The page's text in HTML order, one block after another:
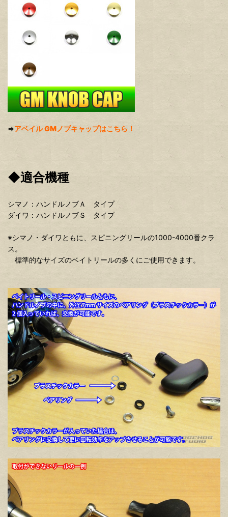
⇒アベイル GMノブキャップはこちら！
◆適合機種
シマノ：ハンドルノブＡ タイプ
ダイワ：ハンドルノブＳ タイプ
※シマノ・ダイワともに、スピニングリールの1000-4000番クラ
ス。
標準的なサイズのベイトリールの多くにご使用できます。